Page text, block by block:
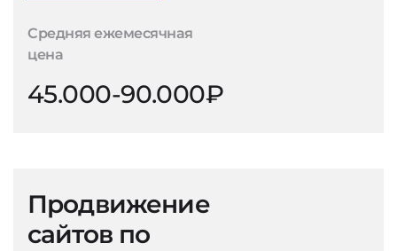
Средняя ежемесячная
цена
45.000-90.000₽
Продвижение
сайтов по